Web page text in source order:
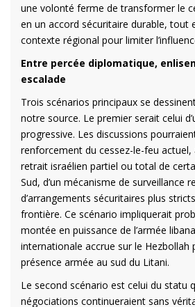
une volonté ferme de transformer le
en un accord sécuritaire durable, tout
contexte régional pour limiter
Entre percée diplomatique,
escalade
Trois scénarios principaux se
notre source. Le premier serait celui
progressive. Les discussions
renforcement du cessez-le-feu actuel,
retrait israélien partiel ou total de
Sud, d’un mécanisme de surveillance
d’arrangements sécuritaires plus
frontière. Ce scénario impliquerait
montée en puissance de l’armée
internationale accrue sur le Hezbollah
présence armée au sud du Litani.
Le second scénario est celui du statu
négociations continueraient sans